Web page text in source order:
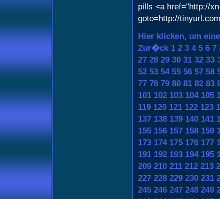
pills <a href="http://
goto=http://
Hier klicken, um
Zur�ck 1 2 3 4 5 6 7
27 28 29 30 31 32 33
52 53 54 55 56 57 58
77 78 79 80 81 82 83
101 102 103 104 105
119 120 121 122 123
137 138 139 140 141
155 156 157 158 159
173 174 175 176 177
191 192 193 194 195
209 210 211 212 213
227 228 229 230 231
245 246 247 248 249